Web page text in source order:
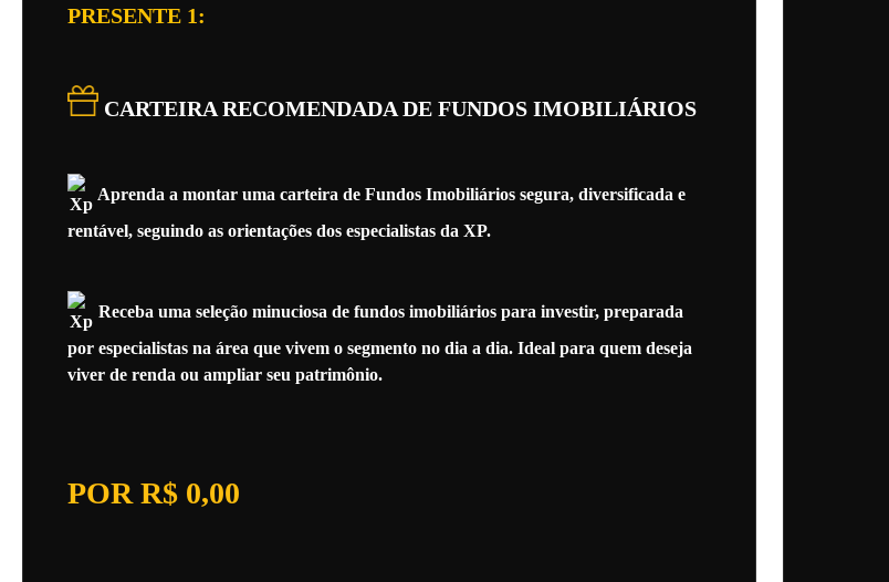
PRESENTE 1:
CARTEIRA RECOMENDADA DE FUNDOS IMOBILIÁRIOS
Aprenda a montar uma carteira de Fundos Imobiliários segura, diversificada e
rentável, seguindo as orientações dos especialistas da XP.
Receba uma seleção minuciosa de fundos imobiliários para investir, preparada
por especialistas na área que vivem o segmento no dia a dia. Ideal para quem deseja
viver de renda ou ampliar seu patrimônio.
POR R$ 0,00